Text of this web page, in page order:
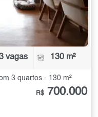
vagas 130 m²
3 quartos - 130 m²
R$ 700.000